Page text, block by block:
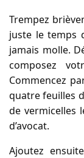
Trempez
juste le temps
jamais molle.
composez
Commencez
quatre feuilles
de vermicelles
d’avocat.
Ajoutez